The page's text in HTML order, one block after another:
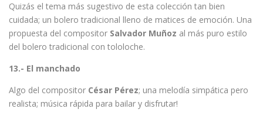
Quizás el tema más sugestivo de esta colección tan bien
cuidada; un bolero tradicional lleno de matices de emoción. Una
propuesta del compositor Salvador Muñoz al más puro estilo
del bolero tradicional con tololoche.
13.- El manchado
Algo del compositor César Pérez; una melodía simpática pero
realista; música rápida para bailar y disfrutar!